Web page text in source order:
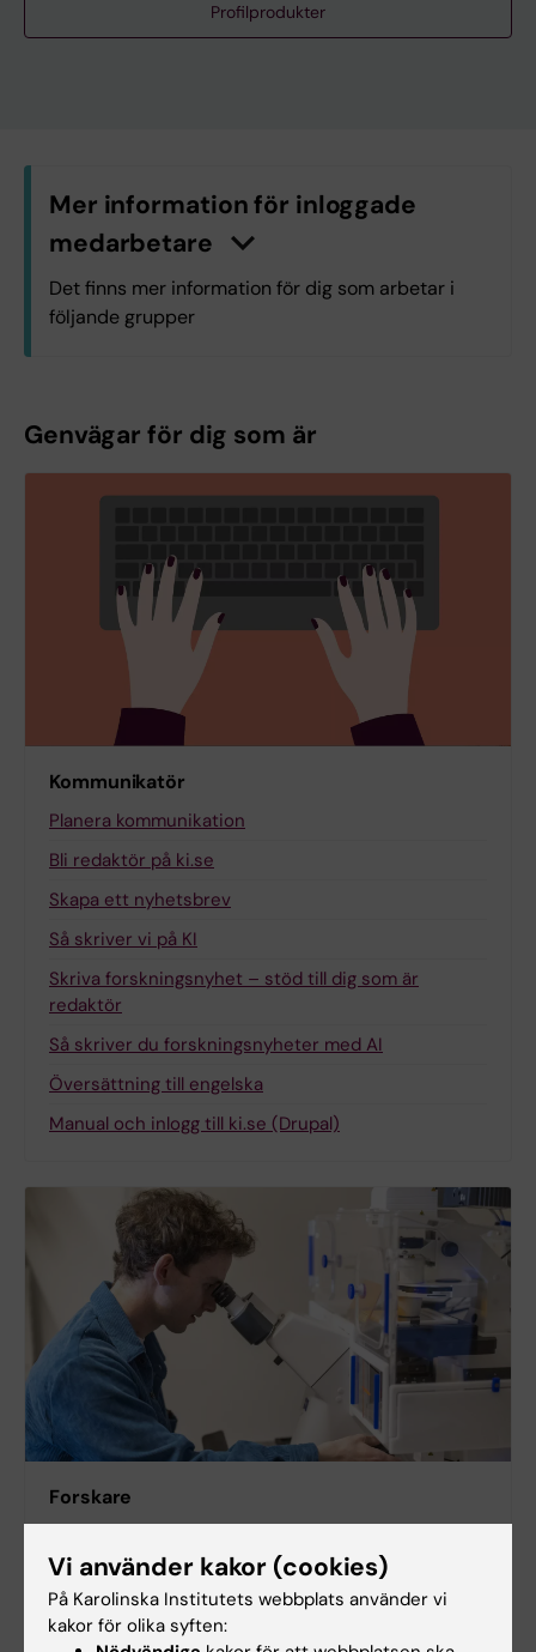
Profilprodukter
Mer information för inloggade
medarbetare
Klickahärförattvisa/döljainformatio
n
Det finns mer information för dig som arbetar i
följande grupper
Genvägar för dig som är
Kommunikatör
Planera kommunikation
Bli redaktör på ki.se
Skapa ett nyhetsbrev
Så skriver vi på KI
Skriva forskningsnyhet – stöd till dig som är
redaktör
Så skriver du forskningsnyheter med AI
Översättning till engelska
Manual och inlogg till ki.se (Drupal)
Forskare
Annonser för laboratoriematerial
Djurförsök och mediekontakter
Vi använder kakor (cookies)
På Karolinska Institutets webbplats använder vi
kakor för olika syften: